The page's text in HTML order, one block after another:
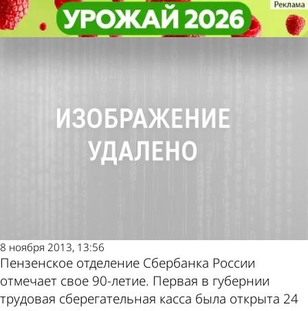
Пензенское отделение Сбербанка
России отмечает 90-летие
Общество
8 ноября 2013, 13:56
Пензенское отделение Сбербанка России
отмечает свое 90-летие. Первая в губернии
трудовая сберегательная касса была открыта 24
Пензенское отделение Сбербанка
России отмечает 90-летие
Общество
Другие
новости по
теме
Погода и
курсы валют
в Пензе